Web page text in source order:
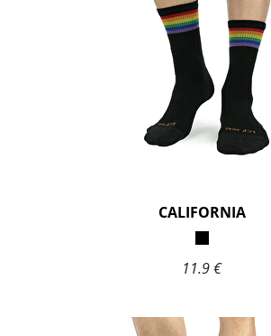
CALIFORNIA
11.9 €